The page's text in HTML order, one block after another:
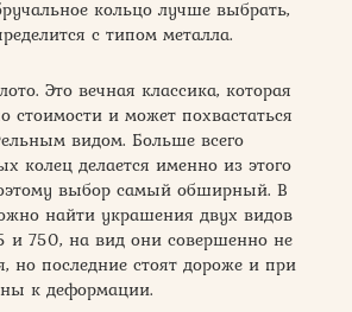
кольцо лучше выбрать,
с типом металла.
Это вечная классика, которая
стоимости и может похвастаться
видом. Больше всего
колец делается именно из этого
выбор самый обширный. В
найти украшения двух видов
и 750, на вид они совершенно не
но последние стоят дороже и при
к деформации.